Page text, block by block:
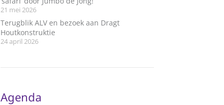
21 mei 2026
Terugblik ALV en bezoek aan Dragt
Houtkonstruktie
24 april 2026
Agenda